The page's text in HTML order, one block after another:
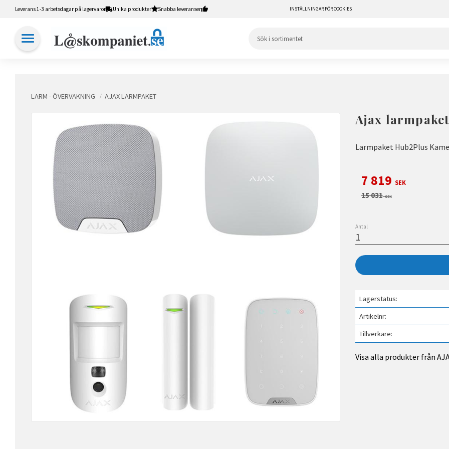
Leverans 1-3 arbetsdagar på lagervaror Unika produkter Snabba leveranser INSTÄLLNINGAR FÖR COOKIES
LARM - ÖVERVAKNING AJAX LARMPAKET
Ajax
Larmpaket Hub2Plus
Nedsatt pris:
7 819 SEK
Ordinarie pris:
15 031SEK
Antal
Lagerstatus
Artikelnr
Tillverkare
Visa alla produkter från